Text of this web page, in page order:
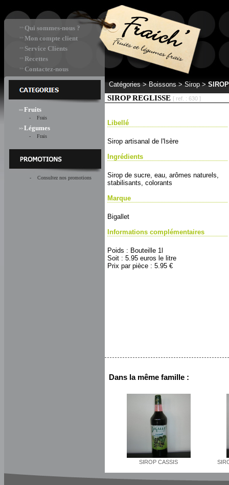
>> Qui sommes-nous ?
>> Mon compte client
>> Service Clients
>> Recettes
>> Contactez-nous
>> Fruits
- Frais
>> Légumes
- Frais
- Consultez nos promotions
Catégories >Boissons > Sirop>
SIROP REGLISSE [ ref. : 630 ]
Libellé
Sirop artisanal de l'Isère
Ingrédients
Sirop de sucre, eau, arômes naturels,
stabilisants, colorants
Marque
Bigallet
Informations complémentaires
Poids : Bouteille 1l
Soit : 5.95 euros le litre
Prix par pièce : 5.95 €
Dans la même famille :
SIROP CASSIS